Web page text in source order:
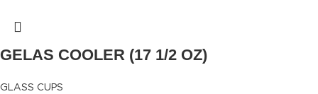
GELAS COOLER (17 1/2 OZ)
GLASS CUPS